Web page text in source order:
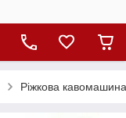
Ріжкова